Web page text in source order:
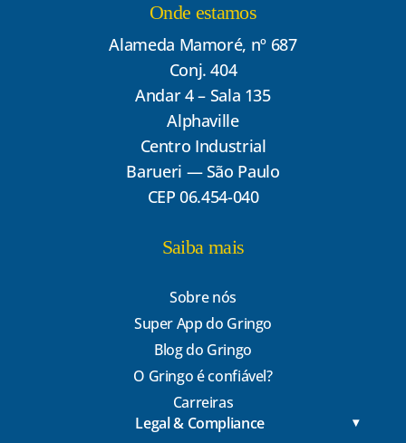
Onde estamos
Alameda Mamoré, nº 687
Conj. 404
Andar 4 – Sala 135
Alphaville
Centro Industrial
Barueri — São Paulo
CEP 06.454-040
Saiba mais
Sobre nós
Super App do Gringo
Blog do Gringo
O Gringo é confiável?
Carreiras
Legal & Compliance